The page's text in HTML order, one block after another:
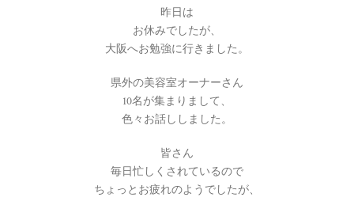
昨日は
お休みでしたが、
大阪へお勉強に行きました。
県外の美容室オーナーさん
10名が集まりまして、
色々お話ししました。
皆さん
毎日忙しくされているので
ちょっとお疲れのようでしたが、